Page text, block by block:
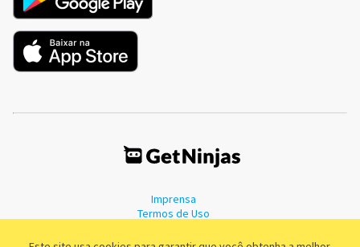
Imprensa
Termos de Uso